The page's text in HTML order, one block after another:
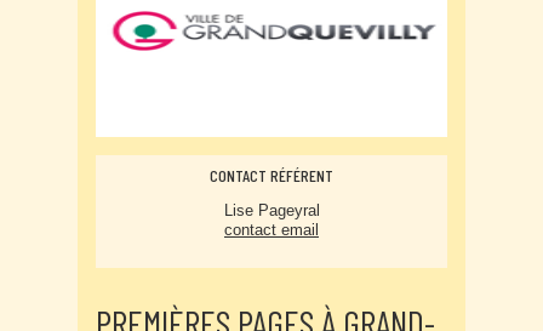
CONTACT RÉFÉRENT
Lise Pageyral
contact email